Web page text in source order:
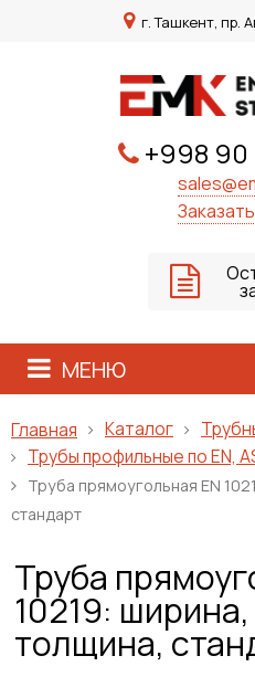
г. Ташкент, пр.
+998 90
МЕНЮ
Главная Каталог
Трубы профильные по EN,
Труба прямоугольная EN
стандарт
Труба
10219:
толщина,